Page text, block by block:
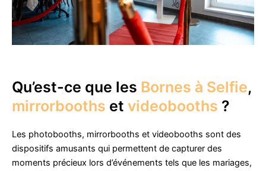
Qu’est-ce que les Bornes à Selfie,
mirrorbooths et videobooths ?
Les photobooths, mirrorbooths et videobooths sont des
dispositifs amusants qui permettent de capturer des
moments précieux lors d’événements tels que les mariages,